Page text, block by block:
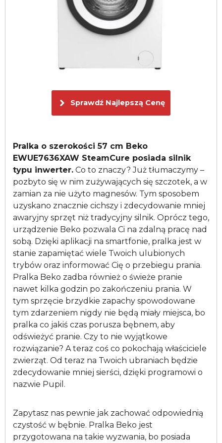
Sprawdź Najlepszą Cenę
Pralka o szerokości 57 cm Beko
EWUE7636XAW SteamCure posiada silnik
typu inwerter. Co to znaczy? Już tłumaczymy –
pozbyto się w nim zużywających się szczotek, a w
zamian za nie użyto magnesów. Tym sposobem
uzyskano znacznie cichszy i zdecydowanie mniej
awaryjny sprzęt niż tradycyjny silnik. Oprócz tego,
urządzenie Beko pozwala Ci na zdalną pracę nad
sobą. Dzięki aplikacji na smartfonie, pralka jest w
stanie zapamiętać wiele Twoich ulubionych
trybów oraz informować Cię o przebiegu prania.
Pralka Beko zadba również o świeże pranie
nawet kilka godzin po zakończeniu prania. W
tym sprzęcie brzydkie zapachy spowodowane
tym zdarzeniem nigdy nie będą miały miejsca, bo
pralka co jakiś czas porusza bębnem, aby
odświeżyć pranie. Czy to nie wyjątkowe
rozwiązanie? A teraz coś co pokochają właściciele
zwierząt. Od teraz na Twoich ubraniach będzie
zdecydowanie mniej sierści, dzięki programowi o
nazwie Pupil.
Zapytasz nas pewnie jak zachować odpowiednią
czystość w bębnie. Pralka Beko jest
przygotowana na takie wyzwania, bo posiada